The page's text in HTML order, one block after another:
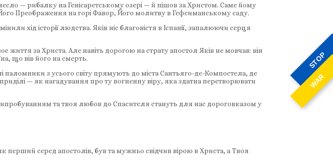
STOP
WAR
— рибалку на Генісаретському озері — й пішов за Христом. Саме йому
Преображення на горі Фавор, Його молитву в Гефсиманському саду.
хід історії людства. Яків ніс благовістя в Іспанії, запалюючи серця
за Христа. Але навіть дорогою на страту апостол Яків не мовчав: він
що вів його на смерть.
паломники з усього світу прямують до міста Сантьяго-де-Компостела, де
— як нагадування про ту вогненну віру, яка здатна перетворювати
та твоя любов до Спасителя стануть для нас дороговказом у
серед апостолів, був та мужньо свідчив вірою в Христа, а Твоя